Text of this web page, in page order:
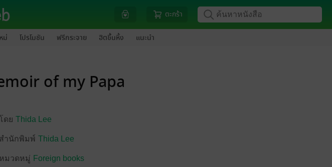
ตะกร้า
ม่ โปรโมชัน ฟรีกระจาย ฮิตขึ้นหิ้ง แนะนำ
of my Papa
ดย Thida Lee
สำนักพิมพ์ Thida Lee
หมวดหมู่ Foreign books